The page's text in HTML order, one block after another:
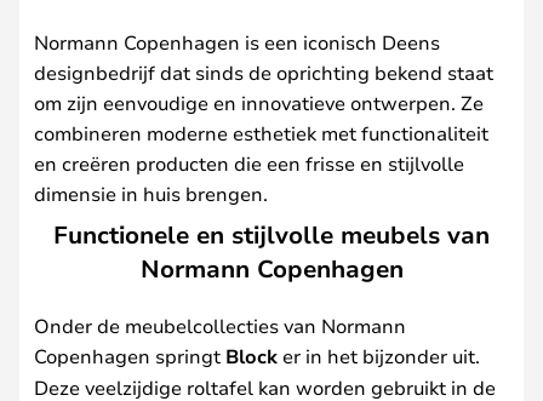
Normann Copenhagen is een iconisch Deens
designbedrijf dat sinds de oprichting bekend staat
om zijn eenvoudige en innovatieve ontwerpen. Ze
combineren moderne esthetiek met functionaliteit
en creëren producten die een frisse en stijlvolle
dimensie in huis brengen.
Functionele en stijlvolle meubels van
Normann Copenhagen
Onder de meubelcollecties van Normann
Copenhagen springt Blocker in het bijzonder uit.
Deze veelzijdige roltafel kan worden gebruikt in de